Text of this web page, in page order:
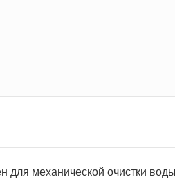
для механической очистки